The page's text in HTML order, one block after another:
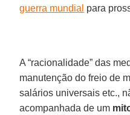
guerra mundial para
A “racionalidade” das
manutenção do freio de
salários universais etc.,
acompanhada de um